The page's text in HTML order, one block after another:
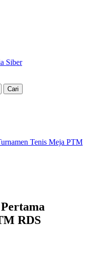
Siber
Tenis Meja PTM
RDS